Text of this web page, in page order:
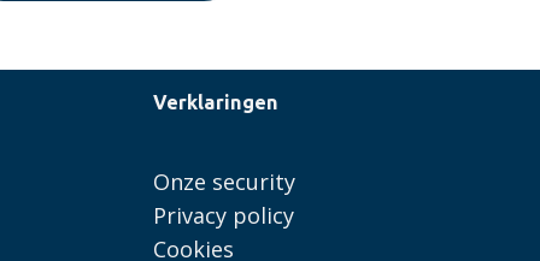
Verklaringen
Onze security
Privacy policy
Cookies